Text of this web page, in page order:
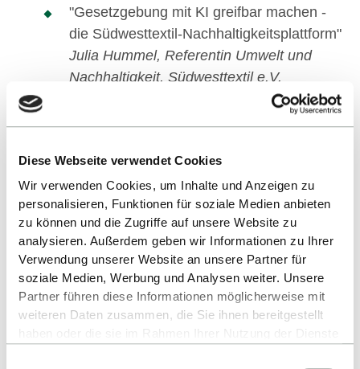
Diese Webseite verwendet Cookies
Wir verwenden Cookies, um Inhalte und Anzeigen zu
personalisieren, Funktionen für soziale Medien anbieten
zu können und die Zugriffe auf unsere Website zu
analysieren. Außerdem geben wir Informationen zu Ihrer
Verwendung unserer Website an unsere Partner für
soziale Medien, Werbung und Analysen weiter. Unsere
Partner führen diese Informationen möglicherweise mit
weiteren Daten zusammen, die Sie ihnen bereitgestellt
"Gesetzgebung mit KI greifbar machen -
die Südwesttextil-Nachhaltigkeitsplattform"
Julia Hummel, Referentin Umwelt und
Nachhaltigkeit, Südwesttextil e.V.
"KI und 3D. Immersive und intelligente
Lösungen auf der BW-PlattformThe
Strategy, acameo GbR
16:00 Begrüßung durch das TID-
ProfessorInnen-Team Andrea Lipp-Allrutz,
Katharina Jose und Michael Goretzky
Begrüßungsreden
- Andreas Merkel, Geschäftsführer Gebr.